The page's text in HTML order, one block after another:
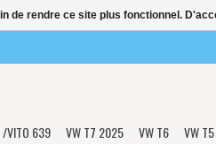
/VITO 639 VW T7 2025 VW T6 VW T5
de rendre ce site plus fonctionnel.